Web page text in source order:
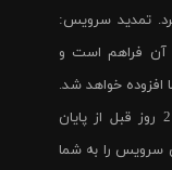
تمدید سرویس:
آن فراهم است و
خواهد شد.
یادآوری تاریخ انقضا: سیستم فروشگاه ما 2 روز قبل از پایان
سرویس را به شما